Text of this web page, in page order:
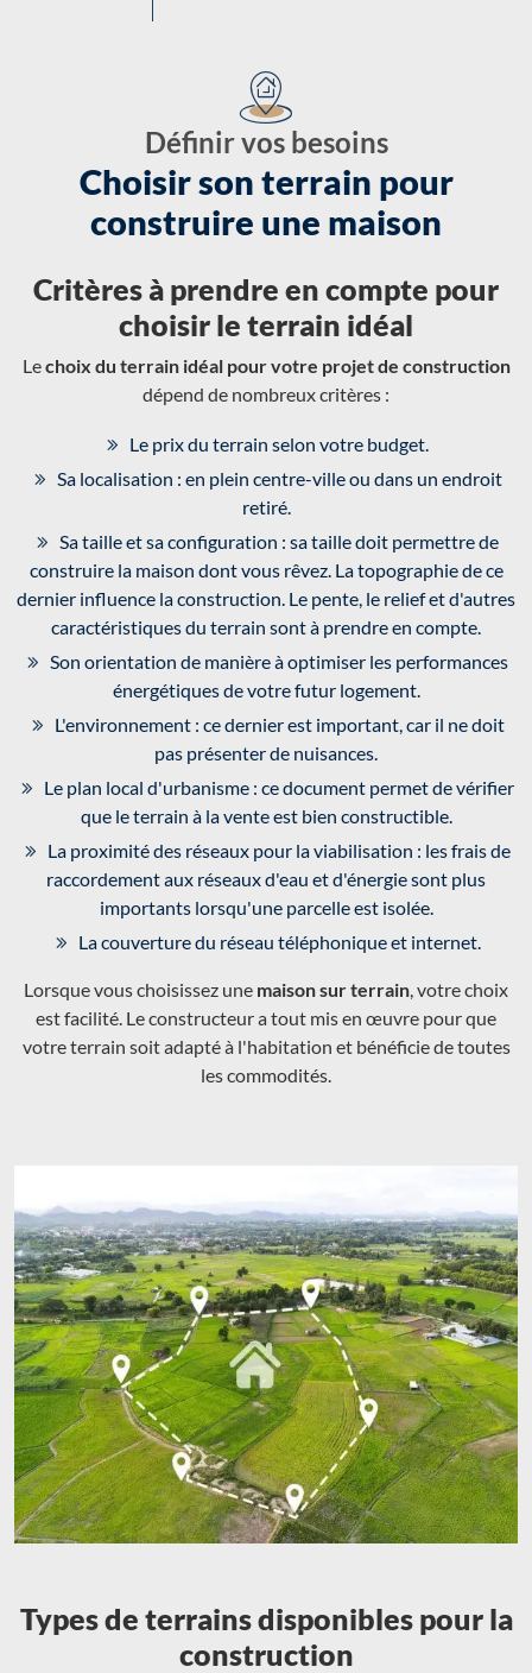
Définir vos besoins
Choisir son terrain pour
construire une maison
Critères à prendre en compte pour
choisir le terrain idéal
Lechoix du terrain idéal pour votre projet de construction
dépend de nombreux critères :
Le prix du terrain selon votre budget.
Sa localisation : en plein centre-ville ou dans un endroit
retiré.
Sa taille et sa configuration : sa taille doit permettre de
construire la maison dont vous rêvez. La topographie de ce
dernier influence la construction. Le pente, le relief et d'autres
caractéristiques du terrain sont à prendre en compte.
Son orientation de manière à optimiser les performances
énergétiques de votre futur logement.
L'environnement : ce dernier est important, car il ne doit
pas présenter de nuisances.
Le plan local d'urbanisme : ce document permet de vérifier
que le terrain à la vente est bien constructible.
La proximité des réseaux pour la viabilisation : les frais de
raccordement aux réseaux d'eau et d'énergie sont plus
importants lorsqu'une parcelle est isolée.
La couverture du réseau téléphonique et internet.
Lorsque vous choisissez une maison sur terrain , votre choix
est facilité. Le constructeur a tout mis en œuvre pour que
votre terrain soit adapté à l'habitation et bénéficie de toutes
les commodités.
Types de terrains disponibles pour la
construction